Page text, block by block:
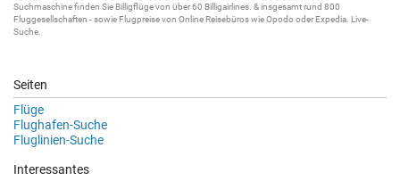
Suchmaschinefinden Sie Billigflügevon über 60 Billigairlines . & insgesamt rund 800
Fluggesellschaften - sowie Flugpreise von Online Reisebüros wie Opodo oder Expedia. Live-
Suche
Seiten
Flüge
Flughafen-Suche
Fluglinien-Suche
Interessantes